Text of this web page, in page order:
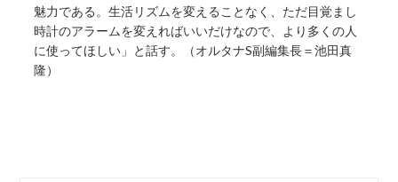
魅力である。生活リズムを変えることなく、ただ目覚まし
時計のアラームを変えればいいだけなので、より多くの人
に使ってほしい」と話す。（オルタナS副編集長＝池田真
隆）